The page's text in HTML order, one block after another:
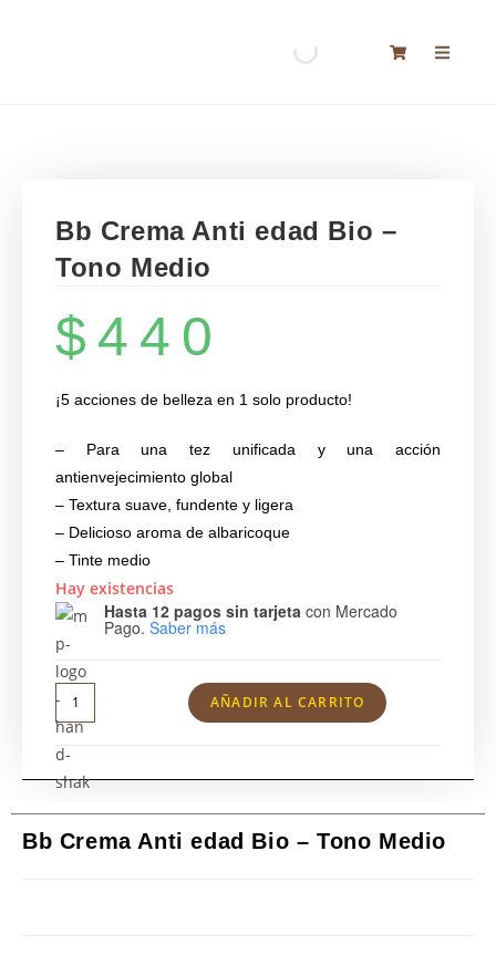
Bb Crema Anti edad Bio –
Tono Medio
$ 440
¡5 acciones de belleza en 1 solo producto!
– Para una tez unificada y una acción
antienvejecimiento global
– Textura suave, fundente y ligera
– Delicioso aroma de albaricoque
– Tinte medio
Hay existencias
Hasta 12 pagos sin tarjeta con Mercado
Pago. Saber más
AÑADIR AL CARRITO
Bb Crema Anti edad Bio – Tono Medio